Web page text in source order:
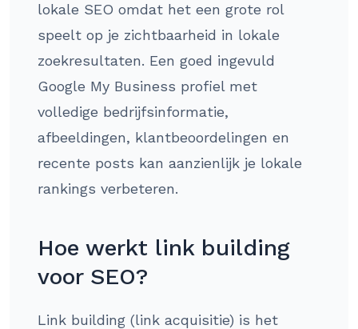
lokale SEO omdat het een grote rol
speelt op je zichtbaarheid in lokale
zoekresultaten. Een goed ingevuld
Google My Business profiel met
volledige bedrijfsinformatie,
afbeeldingen, klantbeoordelingen en
recente posts kan aanzienlijk je lokale
rankings verbeteren.
Hoe werkt link building
voor SEO?
Link building (link acquisitie) is het